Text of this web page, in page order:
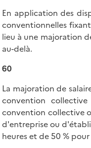
En application des
conventionnelles
lieu à une majoration
au-delà.
60
La majoration de
convention
convention collective
d'entreprise ou
heures et de 50 %